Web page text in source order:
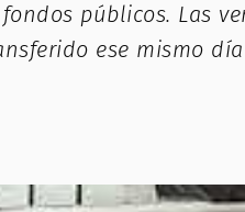
públicos. Las
ese mismo